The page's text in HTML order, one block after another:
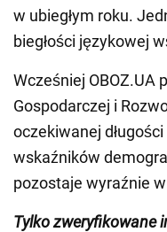
w ubiegłym roku.
biegłości językowej
Wcześniej OBOZ.UA
Gospodarczej i
oczekiwanej
wskaźników
pozostaje wyraźnie
Tylko zweryfikowane